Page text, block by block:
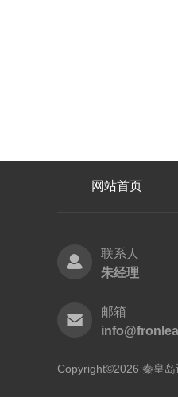
网站首页
联系人
朱经理
邮箱
Copyright©2026 秦皇